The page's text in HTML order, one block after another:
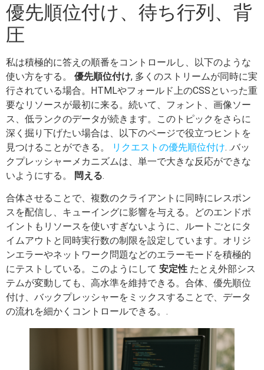
優先順位付け、待ち行列、背
圧
私は積極的に答えの順番をコントロールし、以下のような
使い方をする。 優先順位付け, 多くのストリームが同時に実
行されている場合。HTMLやフォールド上のCSSといった重
要なリソースが最初に来る。続いて、フォント、画像ソー
ス、低ランクのデータが続きます。このトピックをさらに
深く掘り下げたい場合は、以下のページで役立つヒントを
見つけることができる。
リクエストの優先順位付け. .バッ
クプレッシャーメカニズムは、単一で大きな反応ができな
いようにする。
閊える.
合体させることで、複数のクライアントに同時にレスポン
スを配信し、キューイングに影響を与える。どのエンドポ
イントもリソースを使いすぎないように、ルートごとにタ
イムアウトと同時実行数の制限を設定しています。オリジ
ンエラーやネットワーク問題などのエラーモードを積極的
にテストしている。このようにして 安定性 たとえ外部シス
テムが変動しても、高水準を維持できる。合体、優先順位
付け、バックプレッシャーをミックスすることで、データ
の流れを細かくコントロールできる。.